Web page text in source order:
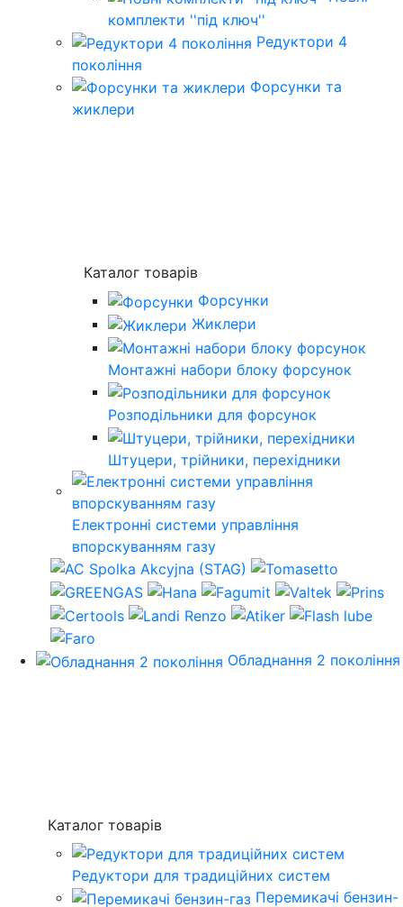
комплекти ''пiд ключ''
Редуктори 4
покоління
Форсунки та
жиклери
Каталог товарів
Форсунки
Жиклери
Монтажні набори блоку форсунок
Розподільники для форсунок
Штуцери, трійники, перехідники
Електронні системи управління
впорскуванням газу
Обладнання 2 покоління
Каталог товарів
Редуктори для традиційних систем
Перемикачі бензин-